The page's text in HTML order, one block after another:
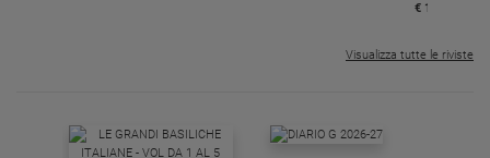
€ 16,99
Visualizza tutte le riviste